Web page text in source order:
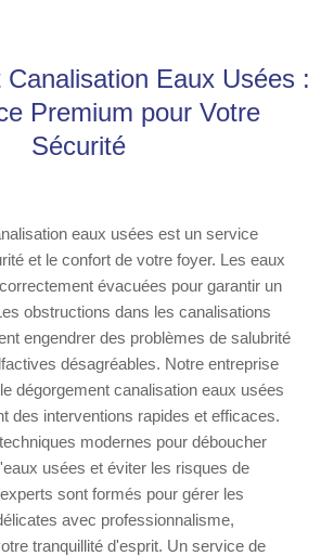
Canalisation Eaux Usées :
Premium pour Votre
Sécurité
eaux usées est un service
et le confort de votre foyer. Les eaux
évacuées pour garantir un
obstructions dans les canalisations
engendrer des problèmes de salubrité
désagréables. Notre entreprise
dégorgement canalisation eaux usées
des interventions rapides et efficaces.
modernes pour déboucher
usées et éviter les risques de
sont formés pour gérer les
avec professionnalisme,
tranquillité d'esprit. Un service de